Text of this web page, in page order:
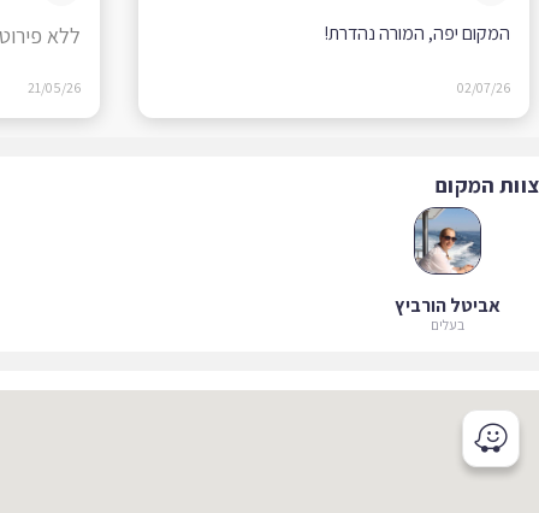
המקום יפה, המורה נהדרת!
02/07/26
ללא פירוט
21/05/26
המקום
אביטל הורביץ
בעלים